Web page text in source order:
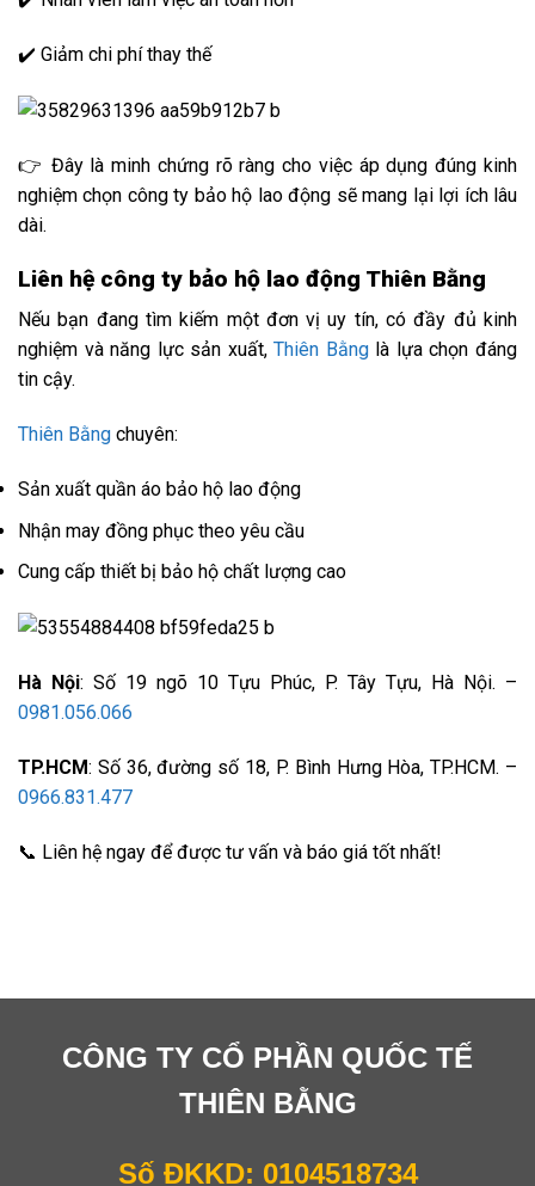
✔️ Giảm chi phí thay thế
👉 Đây là minh chứng rõ ràng cho việc áp dụng đúng kinh
nghiệm chọn công ty bảo hộ lao động sẽ mang lại lợi ích lâu
dài.
Liên hệ công ty bảo hộ lao động Thiên Bằng
Nếu bạn đang tìm kiếm một đơn vị uy tín, có đầy đủ kinh
nghiệm và năng lực sản xuất,Thiên Bằnglà lựa chọn đáng
tin cậy.
Thiên Bằng chuyên:
Sản xuất quần áo bảo hộ lao động
Nhận may đồng phục theo yêu cầu
Cung cấp thiết bị bảo hộ chất lượng cao
Hà Nội: Số 19 ngõ 10 Tựu Phúc, P. Tây Tựu, Hà Nội. –
0981.056.066
TP.HCM: Số 36, đường số 18, P. Bình Hưng Hòa, TP.HCM. –
0966.831.477
📞 Liên hệ ngay để được tư vấn và báo giá tốt nhất!
CÔNG TY CỔ PHẦN QUỐC TẾ
THIÊN BẰNG
Số ĐKKD: 0104518734